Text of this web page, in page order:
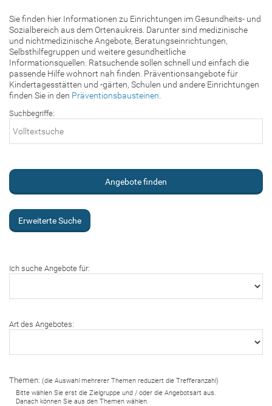
Sie finden hier Informationen zu Einrichtungen im Gesundheits- und
Sozialbereich aus dem Ortenaukreis. Darunter sind medizinische
und nichtmedizinische Angebote, Beratungseinrichtungen,
Selbsthilfegruppen und weitere gesundheitliche
Informationsquellen. Ratsuchende sollen schnell und einfach die
passende Hilfe wohnort nah finden. Präventionsangebote für
Kindertagesstätten und -gärten, Schulen und andere Einrichtungen
finden Sie in den Präventionsbausteinen
Suchbegriffe:
Erweiterte Suche
Ich suche Angebote für:
Art des Angebotes:
Themen: (die Auswahl mehrerer Themen reduziert die Trefferanzahl)
Bitte wählen Sie erst die Zielgruppe und / oder die Angebotsart aus.
Danach können Sie aus den Themen wählen.